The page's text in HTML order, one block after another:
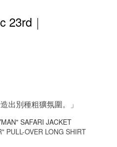
23rd ｜
出別種粗獷氛圍。」
SAFARI JACKET
PULL-OVER LONG SHIRT